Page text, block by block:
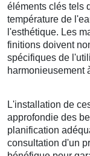
éléments clés tels
température de
l'esthétique. Les
finitions doivent
spécifiques de
harmonieusement
L'installation de
approfondie des
planification
consultation d'un